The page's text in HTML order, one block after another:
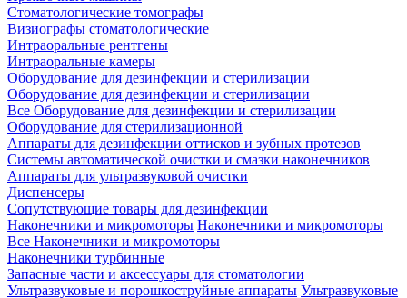
Стоматологические томографы
Визиографы стоматологические
Интраоральные рентгены
Интраоральные камеры
Оборудование для дезинфекции и стерилизации
Оборудование для дезинфекции и стерилизации
Все Оборудование для дезинфекции и стерилизации
Оборудование для стерилизационной
Аппараты для дезинфекции оттисков и зубных протезов
Системы автоматической очистки и смазки наконечников
Аппараты для ультразвуковой очистки
Диспенсеры
Сопутствующие товары для дезинфекции
Наконечники и микромоторы Наконечники и микромоторы
Все Наконечники и микромоторы
Наконечники турбинные
Запасные части и аксессуары для стоматологии
Ультразвуковые и порошкоструйные аппараты Ультразвуковые